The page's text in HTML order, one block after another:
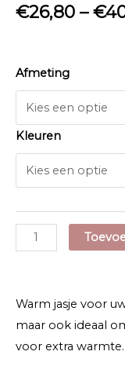
€26,80 –€
Afmeting
Kleuren
Rogz
Polarskin
aantal
Warm jasje voor
maar ook ideaal
voor extra warmte.